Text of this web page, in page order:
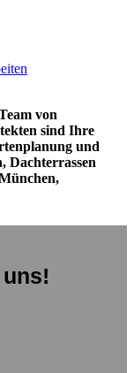
von
sind Ihre
und
Dachterrassen